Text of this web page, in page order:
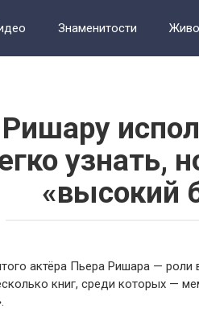
Знаменитости
узнать,
«высокий
актёра Пьера Ришара — роли
книг, среди которых —